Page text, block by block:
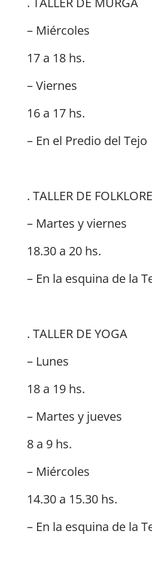
– Miércoles
17 a 18 hs.
– Viernes
16 a 17 hs.
– En el Predio del Tejo
. TALLER DE FOLKLORE
– Martes y viernes
18.30 a 20 hs.
– En la esquina de la
. TALLER DE YOGA
– Lunes
18 a 19 hs.
– Martes y jueves
8 a 9 hs.
– Miércoles
14.30 a 15.30 hs.
– En la esquina de la